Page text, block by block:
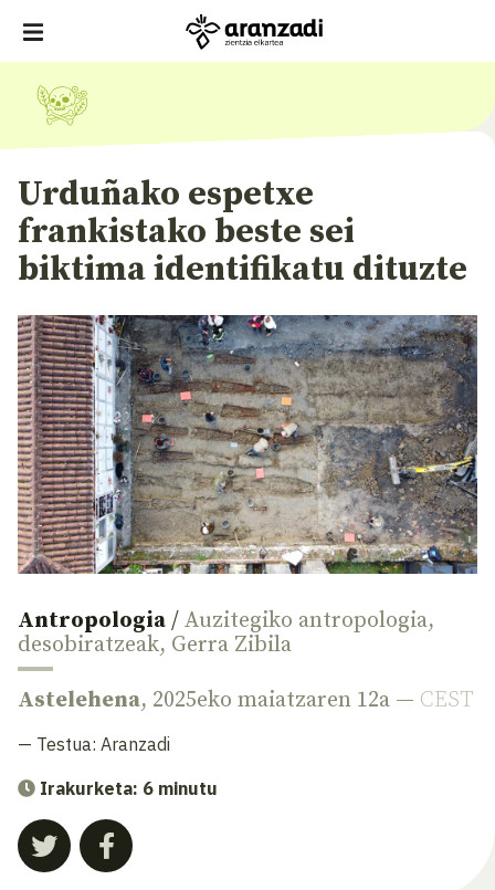
Urduñako espetxe
frankistako beste sei
biktima identifikatu dituzte
Antropologia / Auzitegiko antropologia,
desobiratzeak, Gerra Zibila
Astelehena, 2025eko maiatzaren 12a — CEST
— Testua: Aranzadi
Irakurketa: 6 minutu